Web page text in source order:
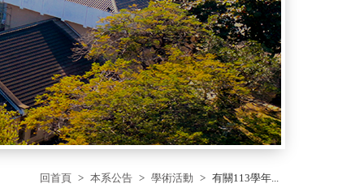
回首頁 本系公告 學術活動 有關113學年...